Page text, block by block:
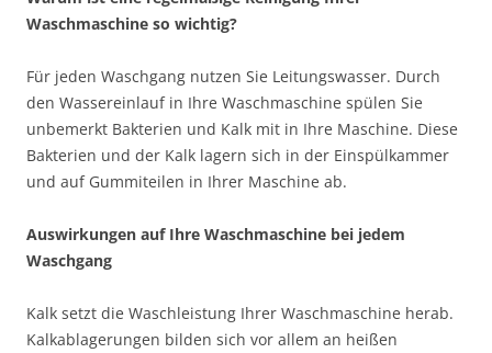
Waschmaschine so wichtig?
Für jeden Waschgang nutzen Sie Leitungswasser. Durch
den Wassereinlauf in Ihre Waschmaschine spülen Sie
unbemerkt Bakterien und Kalk mit in Ihre Maschine. Diese
Bakterien und der Kalk lagern sich in der Einspülkammer
und auf Gummiteilen in Ihrer Maschine ab.
Auswirkungen auf Ihre Waschmaschine bei jedem
Waschgang
Kalk setzt die Waschleistung Ihrer Waschmaschine herab.
Kalkablagerungen bilden sich vor allem an heißen